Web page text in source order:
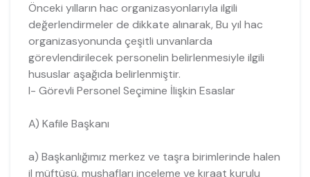
Önceki yılların hac organizasyonlarıyla ilgili
değerlendirmeler de dikkate alınarak, Bu yıl hac
organizasyonunda çeşitli unvanlarda
görevlendirilecek personelin belirlenmesiyle ilgili
hususlar aşağıda belirlenmiştir.
I- Görevli Personel Seçimine İlişkin Esaslar
A) Kafile Başkanı
a) Başkanlığımız merkez ve taşra birimlerinde halen
il müftüsü, mushafları inceleme ve kıraat kurulu